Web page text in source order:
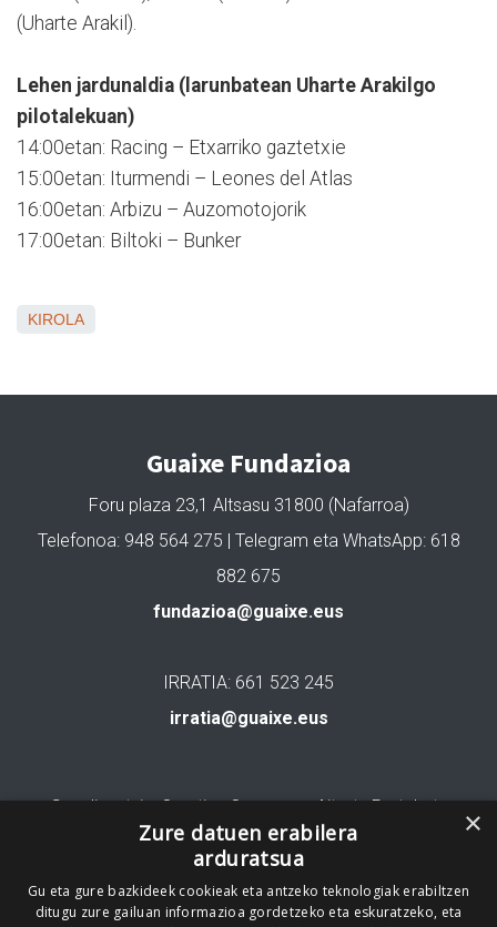
(Uharte Arakil).
Lehen jardunaldia (larunbatean Uharte Arakilgo
pilotalekuan)
14:00etan: Racing – Etxarriko gaztetxie
15:00etan: Iturmendi – Leones del Atlas
16:00etan: Arbizu – Auzomotojorik
17:00etan: Biltoki – Bunker
KIROLA
Guaixe Fundazioa
Foru plaza 23,1 Altsasu 31800 (Nafarroa)
Telefonoa: 948 564 275 | Telegram eta WhatsApp: 618
882 675
fundazioa@guaixe.eus
IRRATIA: 661 523 245
irratia@guaixe.eus
Gure lizentzia: Creative Commons Aitortu Partekatu
Codesyntaxek garatua
×
Zure datuen erabilera
arduratsua
Gu eta gure bazkideek cookieak eta antzeko teknologiak erabiltzen
ditugu zure gailuan informazioa gordetzeko eta eskuratzeko, eta